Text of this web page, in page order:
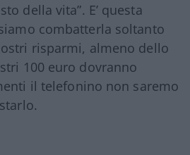
della vita”. E’ questa
combatterla soltanto
risparmi, almeno dello
100 euro dovranno
il telefonino non saremo